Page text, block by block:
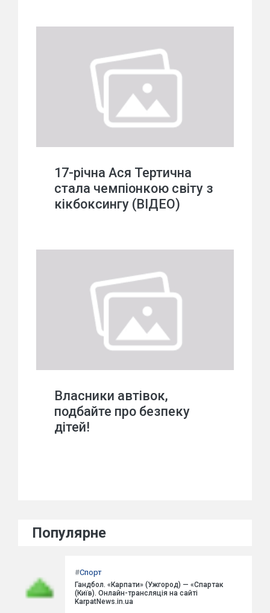
17-річна Ася Тертична
стала чемпіонкою світу з
кікбоксингу (ВІДЕО)
Власники автівок,
подбайте про безпеку
дітей!
Популярне
#Спорт
Гандбол. «Карпати» (Ужгород) — «Спартак
(Київ). Онлайн-трансляція на сайті
KarpatNews.in.ua